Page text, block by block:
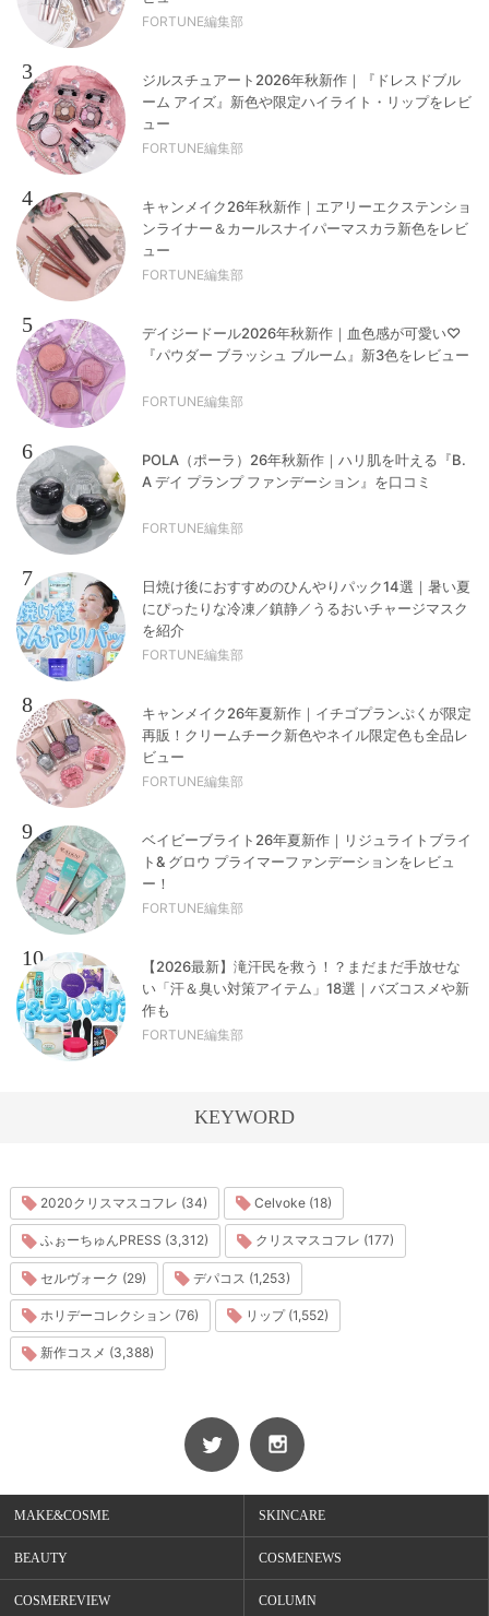
FORTUNE編集部
3
ジルスチュアート2026年秋新作｜『ドレスドブル
ーム アイズ』新色や限定ハイライト・リップをレビ
ュー
FORTUNE編集部
4
キャンメイク26年秋新作｜エアリーエクステンショ
ンライナー＆カールスナイパーマスカラ新色をレビ
ュー
FORTUNE編集部
5
デイジードール2026年秋新作｜血色感が可愛い♡
『パウダー ブラッシュ ブルーム』新3色をレビュー
FORTUNE編集部
6
POLA（ポーラ）26年秋新作｜ハリ肌を叶える『B.
A デイ プランプ ファンデーション』を口コミ
FORTUNE編集部
7
日焼け後におすすめのひんやりパック14選｜暑い夏
にぴったりな冷凍／鎮静／うるおいチャージマスク
を紹介
FORTUNE編集部
8
キャンメイク26年夏新作｜イチゴプランぷくが限定
再販！クリームチーク新色やネイル限定色も全品レ
ビュー
FORTUNE編集部
9
ベイビーブライト26年夏新作｜リジュライトブライ
ト& グロウ プライマーファンデーションをレビュ
ー！
FORTUNE編集部
10
【2026最新】滝汗民を救う！？まだまだ手放せな
い「汗＆臭い対策アイテム」18選｜バズコスメや新
作も
FORTUNE編集部
KEYWORD
2020クリスマスコフレ (34) Celvoke (18)
ふぉーちゅんPRESS (3,312) クリスマスコフレ (177)
セルヴォーク (29) デパコス (1,253)
ホリデーコレクション (76) リップ (1,552)
新作コスメ (3,388)
MAKE&COSME SKINCARE
BEAUTY COSMENEWS
COSMEREVIEW COLUMN